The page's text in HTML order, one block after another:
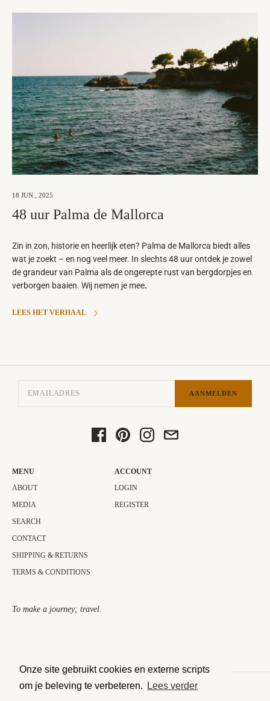
Onze site gebruikt cookies en externe scripts
om je beleving te verbeteren.
Lees verder
18 JUN., 2025
48 uur Palma de Mallorca
Zin in zon, historie en heerlijk eten? Palma de Mallorca biedt alles
wat je zoekt – en nog veel meer. In slechts 48 uur ontdek je zowel
de grandeur van Palma als de ongerepte rust van bergdorpjes en
verborgen baaien. Wij nemen je mee.
LEES HET VERHAAL
AANMELDEN
MENU
ABOUT
MEDIA
SEARCH
CONTACT
SHIPPING & RETURNS
TERMS & CONDITIONS
ACCOUNT
LOGIN
REGISTER
To make a journey; travel.​